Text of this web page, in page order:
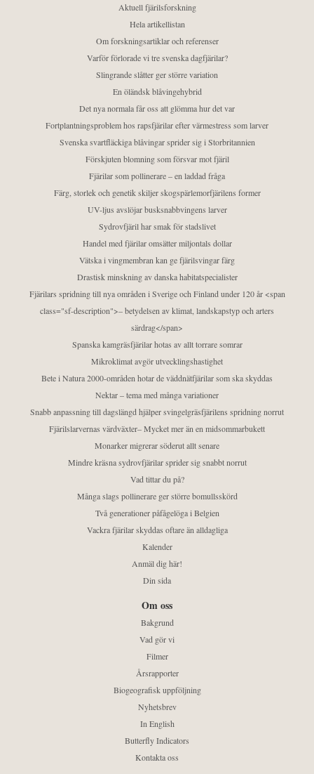
Aktuell fjärilsforskning
Hela artikellistan
Om forskningsartiklar och referenser
Varför förlorade vi tre svenska dagfjärilar?
Slingrande slåtter ger större variation
En öländsk blåvingehybrid
Det nya normala får oss att glömma hur det var
Fortplantningsproblem hos rapsfjärilar efter värmestress som larver
Svenska svartfläckiga blåvingar sprider sig i Storbritannien
Förskjuten blomning som försvar mot fjäril
Fjärilar som pollinerare – en laddad fråga
Färg, storlek och genetik skiljer skogspärlemorfjärilens former
UV-ljus avslöjar busksnabbvingens larver
Sydrovfjäril har smak för stadslivet
Handel med fjärilar omsätter miljontals dollar
Vätska i vingmembran kan ge fjärilsvingar färg
Drastisk minskning av danska habitatspecialister
Fjärilars spridning till nya områden i Sverige och Finland under 120 år <span
class="sf-description">– betydelsen av klimat, landskapstyp och arters
särdrag</span>
Spanska kamgräsfjärilar hotas av allt torrare somrar
Mikroklimat avgör utvecklingshastighet
Bete i Natura 2000-områden hotar de väddnätfjärilar som ska skyddas
Nektar – tema med många variationer
Snabb anpassning till dagslängd hjälper svingelgräsfjärilens spridning norrut
Fjärilslarvernas värdväxter– Mycket mer än en midsommarbukett
Monarker migrerar söderut allt senare
Mindre kräsna sydrovfjärilar sprider sig snabbt norrut
Vad tittar du på?
Många slags pollinerare ger större bomullsskörd
Två generationer påfågelöga i Belgien
Vackra fjärilar skyddas oftare än alldagliga
Kalender
Anmäl dig här!
Din sida
Om oss
Bakgrund
Vad gör vi
Filmer
Årsrapporter
Biogeografisk uppföljning
Nyhetsbrev
In English
Butterfly Indicators
Kontakta oss